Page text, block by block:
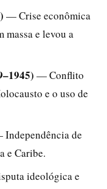
— Crise econômica
massa e levou a
— Conflito
e o uso de
de
e Caribe.
ideológica e